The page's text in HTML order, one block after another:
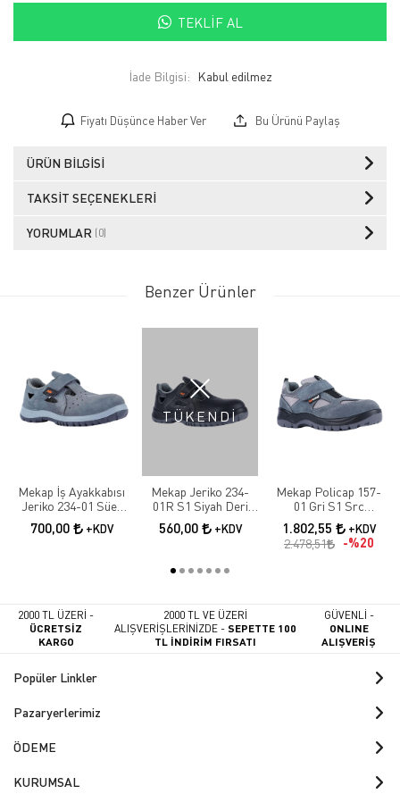
TEKLIF AL
İade Bilgisi:
Fiyatı Düşünce Haber Ver Bu Ürünü Paylaş
ÜRÜN BILGISI
TAKSIT SEÇENEKLERI
YORUMLAR (0)
Benzer Ürünler
Mekap İş Ayakkabısı
Jeriko 234-01 Süet
S1 Çelik Burun
700,00 +KDV
TÜKENDİ
Mekap Jeriko 234-
01R S1 Siyah Deri
Çelik Burunlu
Sandalet
560,00 +KDV
Mekap Policap 157-
01 Gri S1 Src
Elektrikçi Ayakkabısı
1.802,55 +KDV
2.478,51 %20
2000 TL ÜZERİ -
ÜCRETSİZ
KARGO
2000 TL VE ÜZERİ
ALIŞVERİŞLERİNİZDE -SEPETTE 100
TL İNDİRİM FIRSATI
GÜVENLİ -
ONLINE
ALIŞVERİŞ
Popüler Linkler
Pazaryerlerimiz
ÖDEME
KURUMSAL